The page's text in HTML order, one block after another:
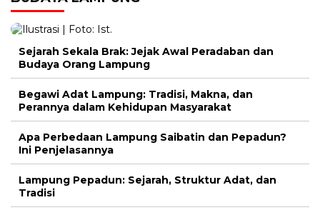
Sejarah Sekala Brak: Jejak Awal Peradaban dan
Budaya Orang Lampung
Begawi Adat Lampung: Tradisi, Makna, dan
Perannya dalam Kehidupan Masyarakat
Apa Perbedaan Lampung Saibatin dan Pepadun?
Ini Penjelasannya
Lampung Pepadun: Sejarah, Struktur Adat, dan
Tradisi